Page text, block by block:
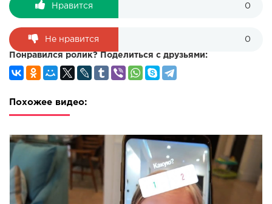
Нравится 0
Не нравится 0
Понравился ролик? Поделиться с друзьями:
Похожее видео: